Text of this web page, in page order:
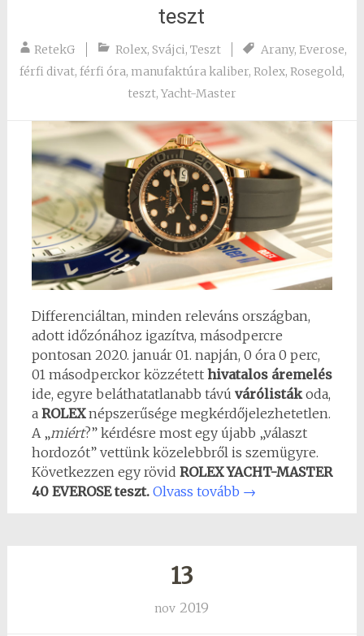
teszt
RetekG Rolex,Svájci,Teszt Arany,Everose,
férfi divat, férfi óra, manufaktúra kaliber, Rolex, Rosegold,
teszt, Yacht-Master
Differenciáltan, minden releváns országban,
adott időzónához igazítva, másodpercre
pontosan 2020. január 01. napján, 0 óra 0 perc,
01 másodperckor közzétett hivatalos áremelés
ide, egyre beláthatatlanabb távú várólistákoda,
a ROLEXnépszerűsége megkérdőjelezhetetlen.
A „miért?” kérdésre most egy újabb „választ
hordozót” vettünk közelebbről is szemügyre.
Következzen egy rövid ROLEX YACHT-MASTER
40 EVEROSE teszt. Olvass tovább →
13
nov 2019